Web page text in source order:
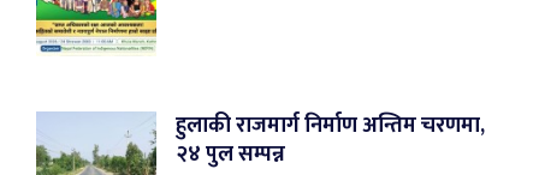
हुलाकी राजमार्ग निर्माण अन्तिम चरणमा,
२४ पुल सम्पन्न